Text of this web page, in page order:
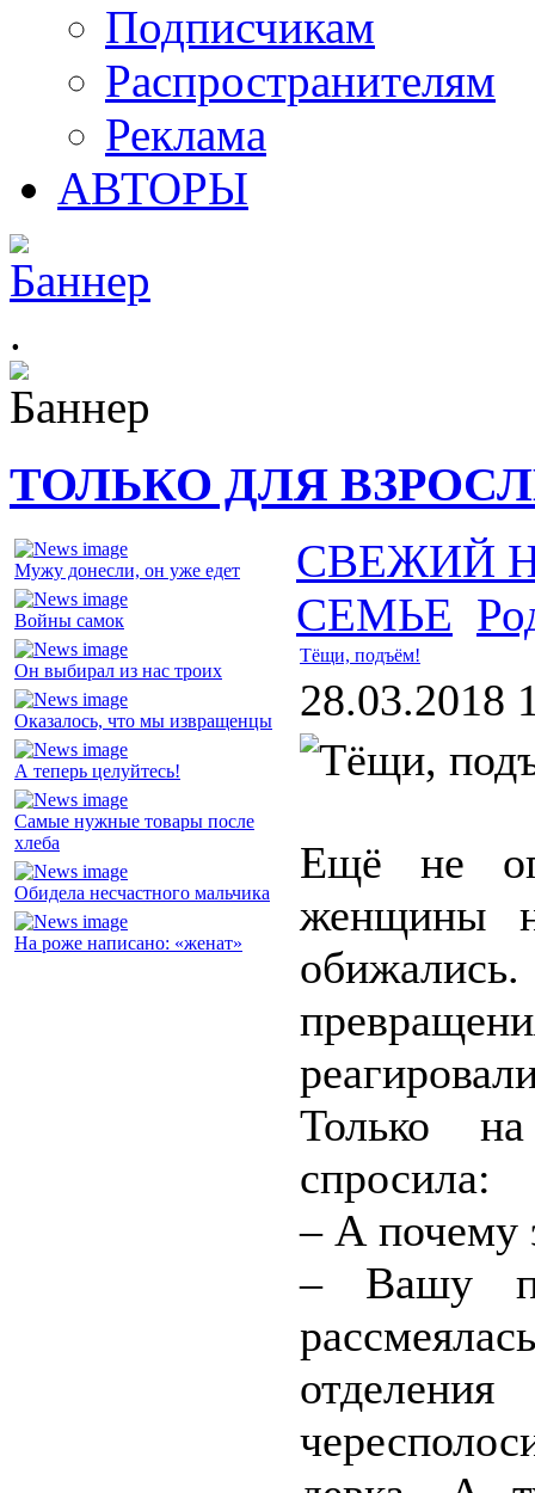
Подписчикам
Распространителям
Реклама
АВТОРЫ
.
ТОЛЬКО ДЛЯ
Мужу донесли, он уже едет
Войны самок
Он выбирал из нас троих
Оказалось, что мы извращенцы
А теперь целуйтесь!
Самые нужные товары после
хлеба
Обидела несчастного мальчика
На роже написано: «женат»
СВЕЖИЙ
СЕМЬЕ
Тёщи, подъём!
28.03.2018
Ещё не
женщины
Только
спросила:
– А почему
– Вашу